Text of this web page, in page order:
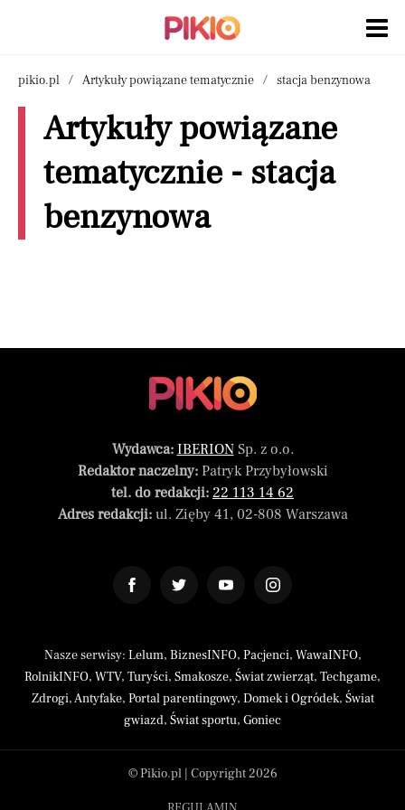
pikio.pl Artykuły powiązane tematycznie stacja benzynowa
Artykuły powiązane
tematycznie - stacja
benzynowa
Wydawca: IBERIONSp. z o.o.
Redaktor naczelny:Patryk Przybyłowski
tel. do redakcji: 22 113 14 62
Adres redakcji:ul. Zięby 41, 02-808 Warszawa
Nasze serwisy: Lelum, BiznesINFO, Pacjenci, WawaINFO,
RolnikINFO, WTV, Turyści, Smakosze, Świat zwierząt, Techgame,
Zdrogi,Antyfake, Portal parentingowy, Domek i Ogródek, Świat
gwiazd, Świat sportu, Goniec
© Pikio.pl | Copyright 2026